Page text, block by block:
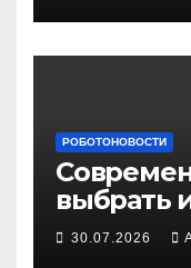
РОБОТОНОВОСТИ
выбрать
30.07.2026